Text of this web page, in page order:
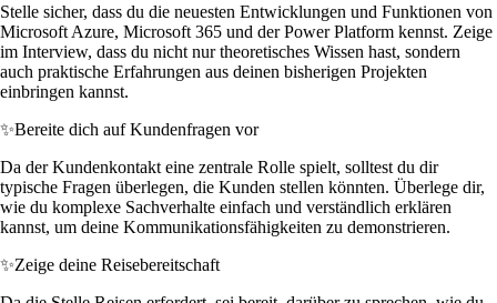
Stelle sicher, dass du die neuesten Entwicklungen und Funktionen von
Microsoft Azure, Microsoft 365 und der Power Platform kennst. Zeige
im Interview, dass du nicht nur theoretisches Wissen hast, sondern
auch praktische Erfahrungen aus deinen bisherigen Projekten
einbringen kannst.
✨Bereite dich auf Kundenfragen vor
Da der Kundenkontakt eine zentrale Rolle spielt, solltest du dir
typische Fragen überlegen, die Kunden stellen könnten. Überlege dir,
wie du komplexe Sachverhalte einfach und verständlich erklären
kannst, um deine Kommunikationsfähigkeiten zu demonstrieren.
✨Zeige deine Reisebereitschaft